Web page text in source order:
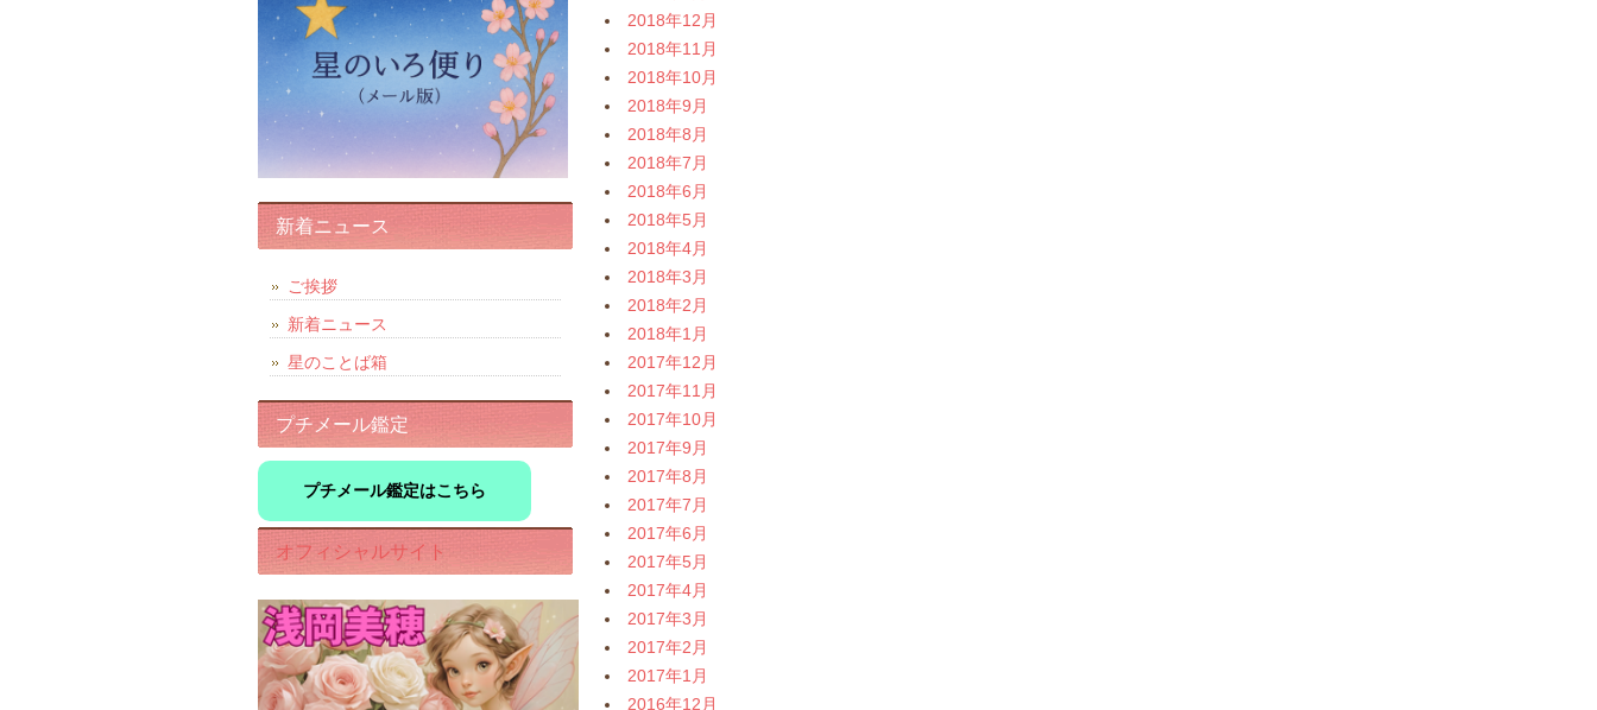
2018年12月
2018年11月
2018年10月
2018年9月
2018年8月
2018年7月
2018年6月
2018年5月
2018年4月
2018年3月
2018年2月
2018年1月
2017年12月
2017年11月
2017年10月
2017年9月
2017年8月
2017年7月
2017年6月
2017年5月
2017年4月
2017年3月
2017年2月
2017年1月
2016年12月
新着ニュース
ご挨拶
新着ニュース
星のことば箱
プチメール鑑定
プチメール鑑定はこちら
オフィシャルサイト